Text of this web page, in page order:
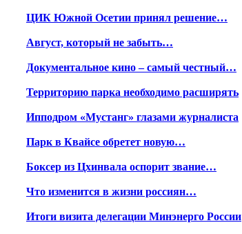
ЦИК Южной Осетии принял решение…
Август, который не забыть…
Документальное кино – самый честный…
Территорию парка необходимо расширять
Ипподром «Мустанг» глазами журналиста
Парк в Квайсе обретет новую…
Боксер из Цхинвала оспорит звание…
Что изменится в жизни россиян…
Итоги визита делегации Минэнерго России